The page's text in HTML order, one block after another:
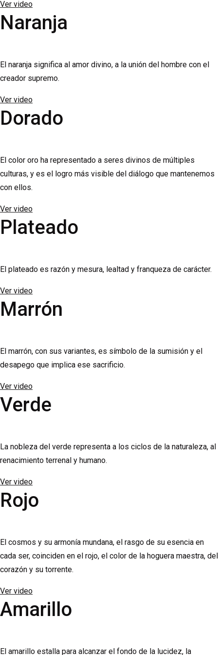
Ver video
Naranja
El naranja significa al amor divino, a la unión del hombre con el
creador supremo.
Ver video
Dorado
El color oro ha representado a seres divinos de múltiples
culturas, y es el logro más visible del diálogo que mantenemos
con ellos.
Ver video
Plateado
El plateado es razón y mesura, lealtad y franqueza de carácter.
Ver video
Marrón
El marrón, con sus variantes, es símbolo de la sumisión y el
desapego que implica ese sacrificio.
Ver video
Verde
La nobleza del verde representa a los ciclos de la naturaleza, al
renacimiento terrenal y humano.
Ver video
Rojo
El cosmos y su armonía mundana, el rasgo de su esencia en
cada ser, coinciden en el rojo, el color de la hoguera maestra, del
corazón y su torrente.
Ver video
Amarillo
El amarillo estalla para alcanzar el fondo de la lucidez, la